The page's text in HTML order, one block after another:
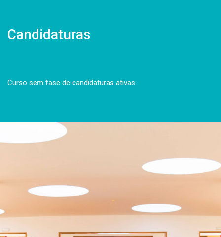
Candidaturas
Curso sem fase de candidaturas ativas